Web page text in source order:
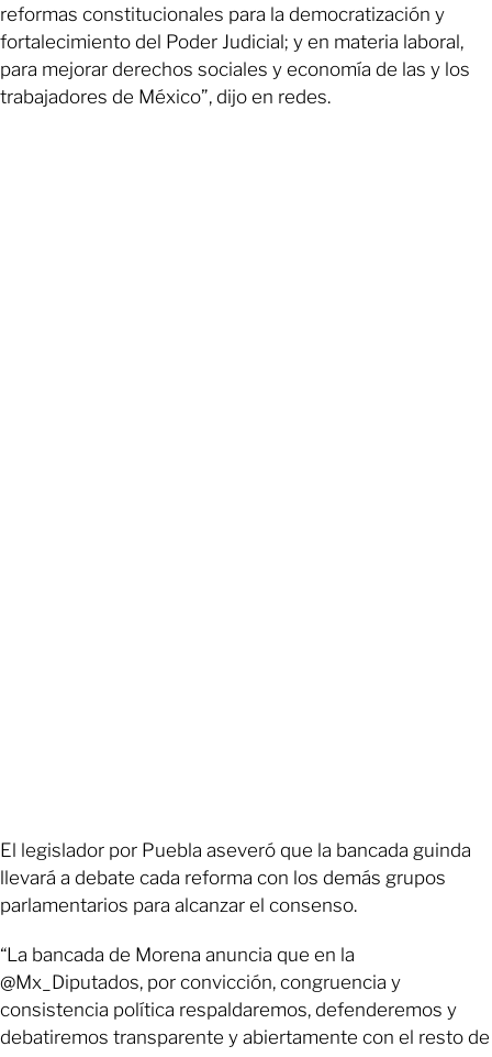
reformas constitucionales para la democratización y
fortalecimiento del Poder Judicial; y en materia laboral,
para mejorar derechos sociales y economía de las y los
trabajadores de México”, dijo en redes.
El legislador por Puebla aseveró que la bancada guinda
llevará a debate cada reforma con los demás grupos
parlamentarios para alcanzar el consenso.
“La bancada de Morena anuncia que en la
@Mx_Diputados, por convicción, congruencia y
consistencia política respaldaremos, defenderemos y
debatiremos transparente y abiertamente con el resto de